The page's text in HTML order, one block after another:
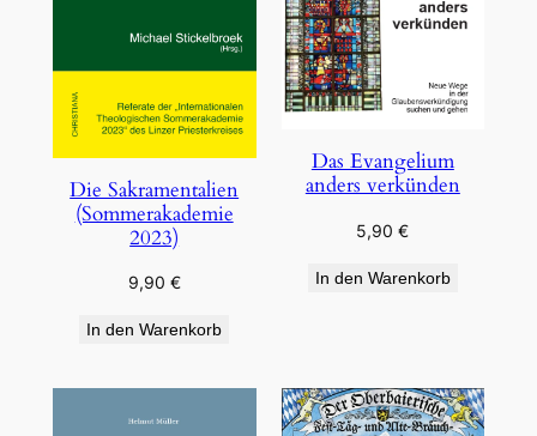
Die Sakramentalien
(Sommerakademie
2023)
9,90 €
In den Warenkorb
Das Evangelium
anders verkünden
5,90€
In den Warenkorb